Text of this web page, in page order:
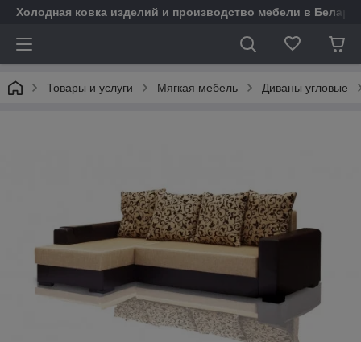
Холодная ковка изделий и производство мебели в
Товары и услуги Мягкая мебель Диваны угловые